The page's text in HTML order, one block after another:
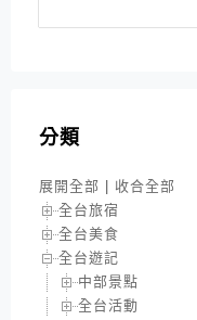
分類
展開全部
收合全部
全台旅宿
全台美食
全台遊記
中部景點
全台活動